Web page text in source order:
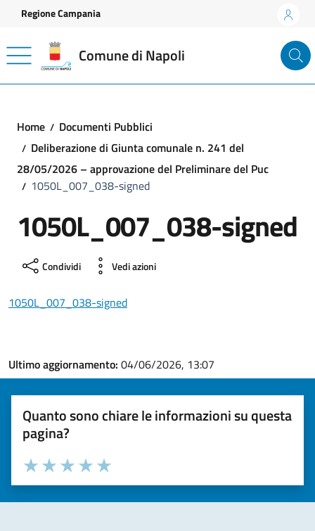
Vai ai contenuti
Vai al footer
Regione Campania
Comune di Napoli
Home
Documenti Pubblici
Deliberazione di Giunta comunale n. 241 del
28/05/2026 – approvazione del Preliminare del Puc
1050L_007_038-signed
1050L_007_038-signed
Condividi Vedi azioni
1050L_007_038-signed
Ultimo aggiornamento: 04/06/2026, 13:07
Quanto sono chiare le informazioni su questa
pagina?
Valuta la chiarezza delle informazioni (da 1 a 5 stelle)
Seleziona il numero di stelle per valutare la chiarezza delle
Valuta 5 stelle su 5
Valuta 4 stelle su 5
Valuta 3 stelle su 5
Valuta 2 stelle su 5
Valuta 1 stelle su 5